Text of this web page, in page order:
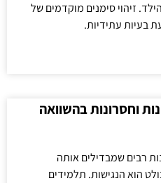
זיהוי סימנים מוקדמים של
בעיות עתידיות.
וחסרונות בהשוואה
רבים שמבדילים אותה
הוא הנגישות. תלמידים